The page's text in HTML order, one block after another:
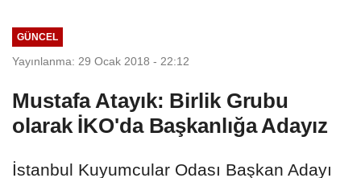
GÜNCEL
Yayınlanma: 29 Ocak 2018 - 22:12
Mustafa Atayık: Birlik Grubu
olarak İKO'da Başkanlığa Adayız
İstanbul Kuyumcular Odası Başkan Adayı